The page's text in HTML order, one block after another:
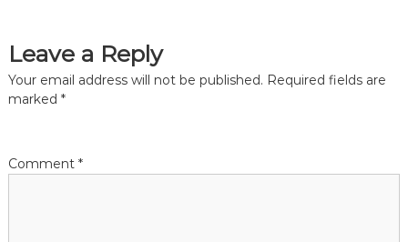
n
a
i
Leave a Reply
Your email address will not be published. Required fields are
marked *
Comment *